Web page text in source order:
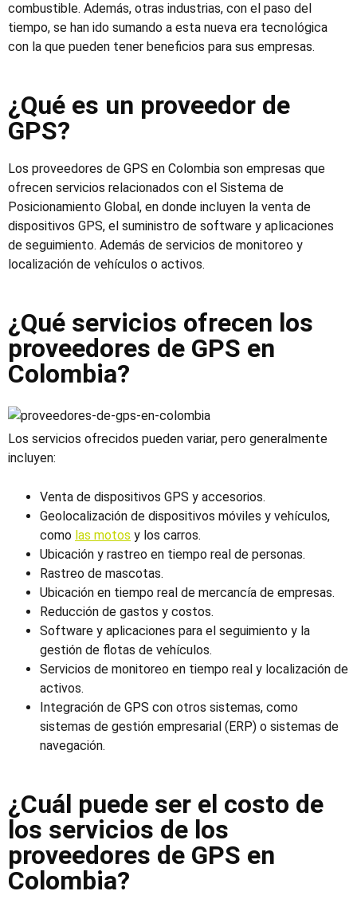
combustible. Además, otras industrias, con el paso del
tiempo, se han ido sumando a esta nueva era tecnológica
con la que pueden tener beneficios para sus empresas.
¿Qué es un proveedor de
GPS?
Los proveedores de GPS en Colombia son empresas que
ofrecen servicios relacionados con el Sistema de
Posicionamiento Global, en donde incluyen la venta de
dispositivos GPS, el suministro de software y aplicaciones
de seguimiento. Además de servicios de monitoreo y
localización de vehículos o activos.
¿Qué servicios ofrecen los
proveedores de GPS en
Colombia?
Los servicios ofrecidos pueden variar, pero generalmente
incluyen:
Venta de dispositivos GPS y accesorios.
Geolocalización de dispositivos móviles y vehículos,
como las motos y los carros.
Ubicación y rastreo en tiempo real de personas.
Rastreo de mascotas.
Ubicación en tiempo real de mercancía de empresas.
Reducción de gastos y costos.
Software y aplicaciones para el seguimiento y la
gestión de flotas de vehículos.
Servicios de monitoreo en tiempo real y localización de
activos.
Integración de GPS con otros sistemas, como
sistemas de gestión empresarial (ERP) o sistemas de
navegación.
¿Cuál puede ser el costo de
los servicios de los
proveedores de GPS en
Colombia?